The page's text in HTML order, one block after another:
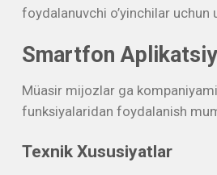
foydalanuvchi o’yinchilar
Smartfon
Müasir mijozlar ga
funksiyalaridan foydalanish
Texnik Xususiyatlar